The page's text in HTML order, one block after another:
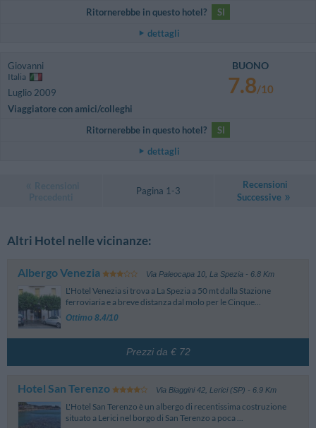
Ritornerebbe in questo hotel?
SI
dettagli
Giovanni
Italia
Luglio 2009
Viaggiatore con amici/colleghi
BUONO
7.8/10
Ritornerebbe in questo hotel?
SI
dettagli
Pagina 1-3
Recensioni
Successive
Altri Hotel nelle vicinanze:
Albergo Venezia Via Paleocapa 10, La Spezia- 6.8 Km
L'Hotel Venezia si trova a La Spezia a 50 mt dalla Stazione
ferroviaria e a breve distanza dal molo per le Cinque...
Ottimo 8.4/10
Prezzi da € 72
Hotel San Terenzo Via Biaggini 42, Lerici (SP) - 6.9 Km
L'Hotel San Terenzo è un albergo di recentissima costruzione
situato a Lerici nel borgo di San Terenzo a poca ...